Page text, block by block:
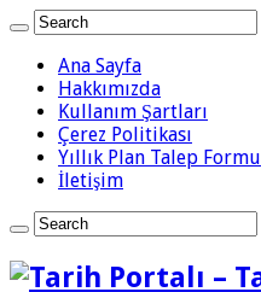
Ana Sayfa
Hakkımızda
Kullanım Şartları
Çerez Politikası
Yıllık Plan Talep Formu
İletişim